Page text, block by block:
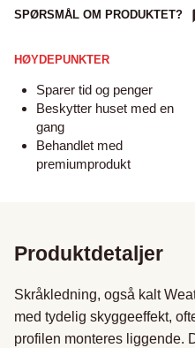
SPØRSMÅL OM PRODUKTET?
HØYDEPUNKTER
Sparer tid og penger
Beskytter huset med en
gang
Behandlet med
premiumprodukt
Produktdetaljer
Skråkledning, også kalt
med tydelig skyggeeffekt,
profilen monteres liggende.